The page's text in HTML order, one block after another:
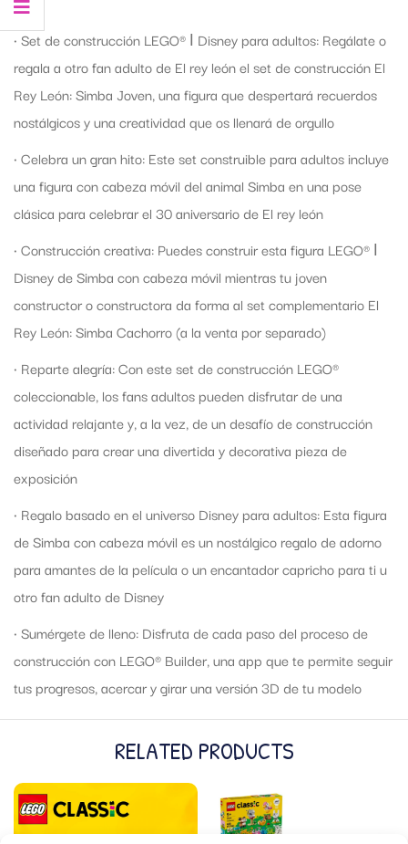
• Set de construcción LEGO® ǀ Disney para adultos: Regálate o
regala a otro fan adulto de El rey león el set de construcción El
Rey León: Simba Joven, una figura que despertará recuerdos
nostálgicos y una creatividad que os llenará de orgullo
• Celebra un gran hito: Este set construible para adultos incluye
una figura con cabeza móvil del animal Simba en una pose
clásica para celebrar el 30 aniversario de El rey león
• Construcción creativa: Puedes construir esta figura LEGO® ǀ
Disney de Simba con cabeza móvil mientras tu joven
constructor o constructora da forma al set complementario El
Rey León: Simba Cachorro (a la venta por separado)
• Reparte alegría: Con este set de construcción LEGO®
coleccionable, los fans adultos pueden disfrutar de una
actividad relajante y, a la vez, de un desafío de construcción
diseñado para crear una divertida y decorativa pieza de
exposición
• Regalo basado en el universo Disney para adultos: Esta figura
de Simba con cabeza móvil es un nostálgico regalo de adorno
para amantes de la película o un encantador capricho para ti u
otro fan adulto de Disney
• Sumérgete de lleno: Disfruta de cada paso del proceso de
construcción con LEGO® Builder, una app que te permite seguir
tus progresos, acercar y girar una versión 3D de tu modelo
RELATED PRODUCTS